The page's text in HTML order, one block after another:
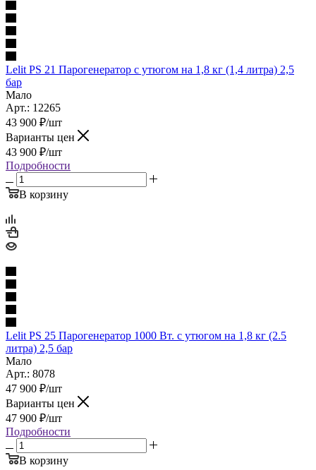
Lelit PS 21 Парогенератор с утюгом на 1,8 кг (1,4 литра) 2,5
бар
Мало
Арт.: 12265
43 900 ₽/шт
Варианты цен
43 900 ₽/шт
Подробности
В корзину
Lelit PS 25 Парогенератор 1000 Вт. с утюгом на 1,8 кг (2.5
литра) 2,5 бар
Мало
Арт.: 8078
47 900 ₽/шт
Варианты цен
47 900 ₽/шт
Подробности
В корзину